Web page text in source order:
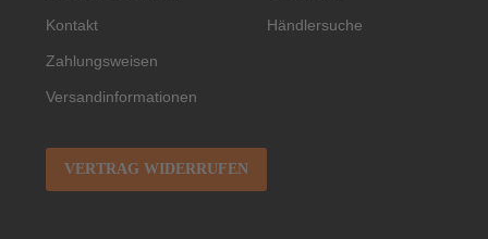
Kontakt
Zahlungsweisen
Versandinformationen
VERTRAG WIDERRUFEN
Händlersuche